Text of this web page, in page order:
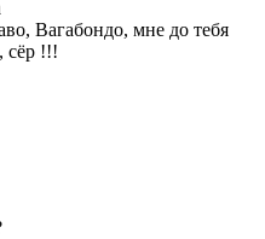
Вагабондо, мне до тебя
сёр !!!